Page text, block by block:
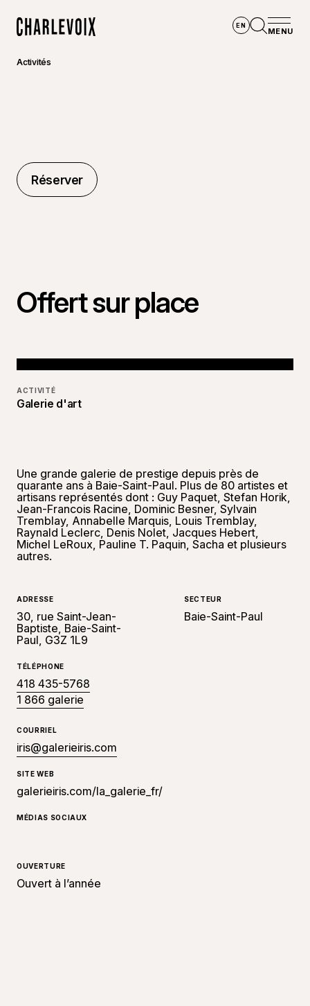
EN
MENU
Activités
Réserver
Réserver
Offert sur place
ACTIVITÉ
Galerie d'art
Une grande galerie de prestige depuis près de
quarante ans à Baie-Saint-Paul. Plus de 80 artistes et
artisans représentés dont : Guy Paquet, Stefan Horik,
Jean-Francois Racine, Dominic Besner, Sylvain
Tremblay, Annabelle Marquis, Louis Tremblay,
Raynald Leclerc, Denis Nolet, Jacques Hebert,
Michel LeRoux, Pauline T. Paquin, Sacha et plusieurs
autres.
ADRESSE
30, rue Saint-Jean-
Baptiste, Baie-Saint-
Paul, G3Z 1L9
SECTEUR
Baie-Saint-Paul
TÉLÉPHONE
418 435-5768
1 866 galerie
COURRIEL
iris@galerieiris.com
SITE WEB
galerieiris.com/la_galerie_fr/
MÉDIAS SOCIAUX
OUVERTURE
Ouvert à l’année